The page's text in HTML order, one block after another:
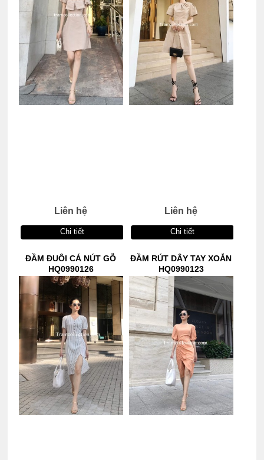
Liên hệ
Chi tiết
Liên hệ
Chi tiết
ĐẦM ĐUÔI CÁ NÚT GỖ
HQ0990126
ĐẦM RÚT DÂY TAY XOẮN
HQ0990123